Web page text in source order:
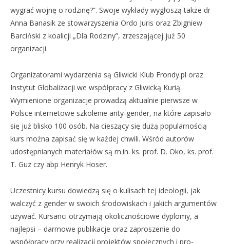
wygrać wojnę o rodzinę?”. Swoje wykłady wygłoszą także dr
Anna Banasik ze stowarzyszenia Ordo Juris oraz Zbigniew
Barciński z koalicji „Dla Rodziny”, zrzeszającej już 50
organizacji.
Organizatorami wydarzenia są Gliwicki Klub Frondy.pl oraz
Instytut Globalizacji we współpracy z Gliwicką Kurią.
Wymienione organizacje prowadzą aktualnie pierwsze w
Polsce internetowe szkolenie anty-gender, na które zapisało
się już blisko 100 osób. Na cieszący się dużą popularnością
kurs można zapisać się w każdej chwili. Wśród autorów
udostępnianych materiałów są m.in. ks. prof. D. Oko, ks. prof.
T. Guz czy abp Henryk Hoser.
Uczestnicy kursu dowiedzą się o kulisach tej ideologii, jak
walczyć z gender w swoich środowiskach i jakich argumentów
używać. Kursanci otrzymają okolicznościowe dyplomy, a
najlepsi – darmowe publikacje oraz zaproszenie do
współpracy przy realizacji projektów społecznych i pro-